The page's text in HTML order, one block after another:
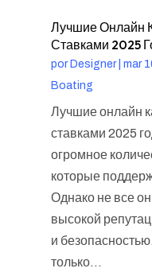
Лучшие Онлайн
Ставками 2025
por Designer| mar
Boating
Лучшие онлайн
ставками 2025
огромное
которые
Однако не все
высокой
и
только...